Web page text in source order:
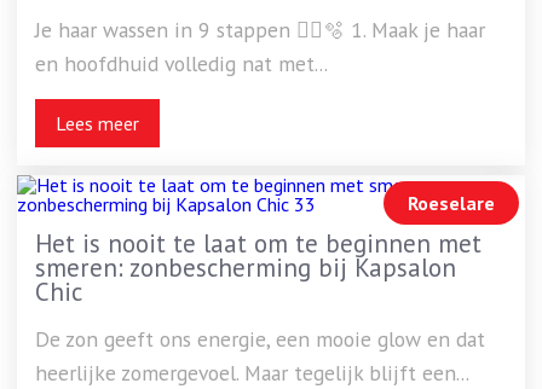
Je haar wassen in 9 stappen 💆‍♀️🫧 1. Maak je haar
en hoofdhuid volledig nat met...
Lees meer
Roeselare
Het is nooit te laat om te beginnen met
smeren: zonbescherming bij Kapsalon
Chic
De zon geeft ons energie, een mooie glow en dat
heerlijke zomergevoel. Maar tegelijk blijft een...